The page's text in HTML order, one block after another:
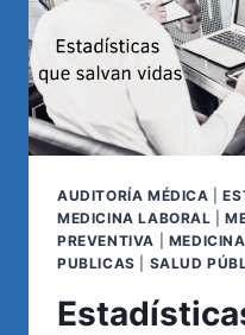
AUDITORÍA MÉDICA |
MEDICINA LABORAL |
PREVENTIVA
PUBLICAS
SALUD